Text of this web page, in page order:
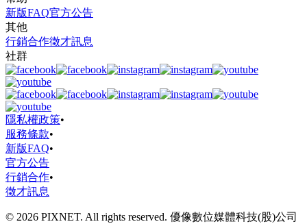
新版FAQ官方公告
其他
行銷合作徵才訊息
社群
隱私權政策•
服務條款•
新版FAQ•
官方公告
行銷合作•
徵才訊息
© 2026 PIXNET. All rights reserved. 優像數位媒體科技(股)公司